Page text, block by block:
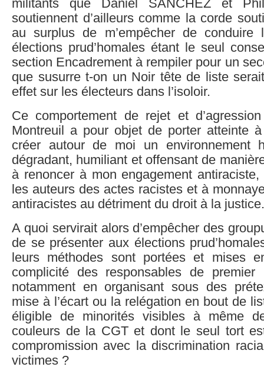
militants que Daniel SANCHEZ et
soutiennent d’ailleurs comme la corde
au surplus de m’empêcher de
élections prud’homales étant le seul
section Encadrement à rempiler pour un
que susurre t-on un Noir tête de liste
effet sur les électeurs dans l’isoloir.
Ce comportement de rejet et
Montreuil a pour objet de porter atteinte
créer autour de moi un environnement
dégradant, humiliant et offensant de
à renoncer à mon engagement
les auteurs des actes racistes et à
antiracistes au détriment du droit à la justice.
A quoi servirait alors d’empêcher des
de se présenter aux élections
leurs méthodes sont portées et mises
complicité des responsables de
notamment en organisant sous des
mise à l’écart ou la relégation en bout de
éligible de minorités visibles à même
couleurs de la CGT et dont le seul tort
compromission avec la discrimination
victimes ?